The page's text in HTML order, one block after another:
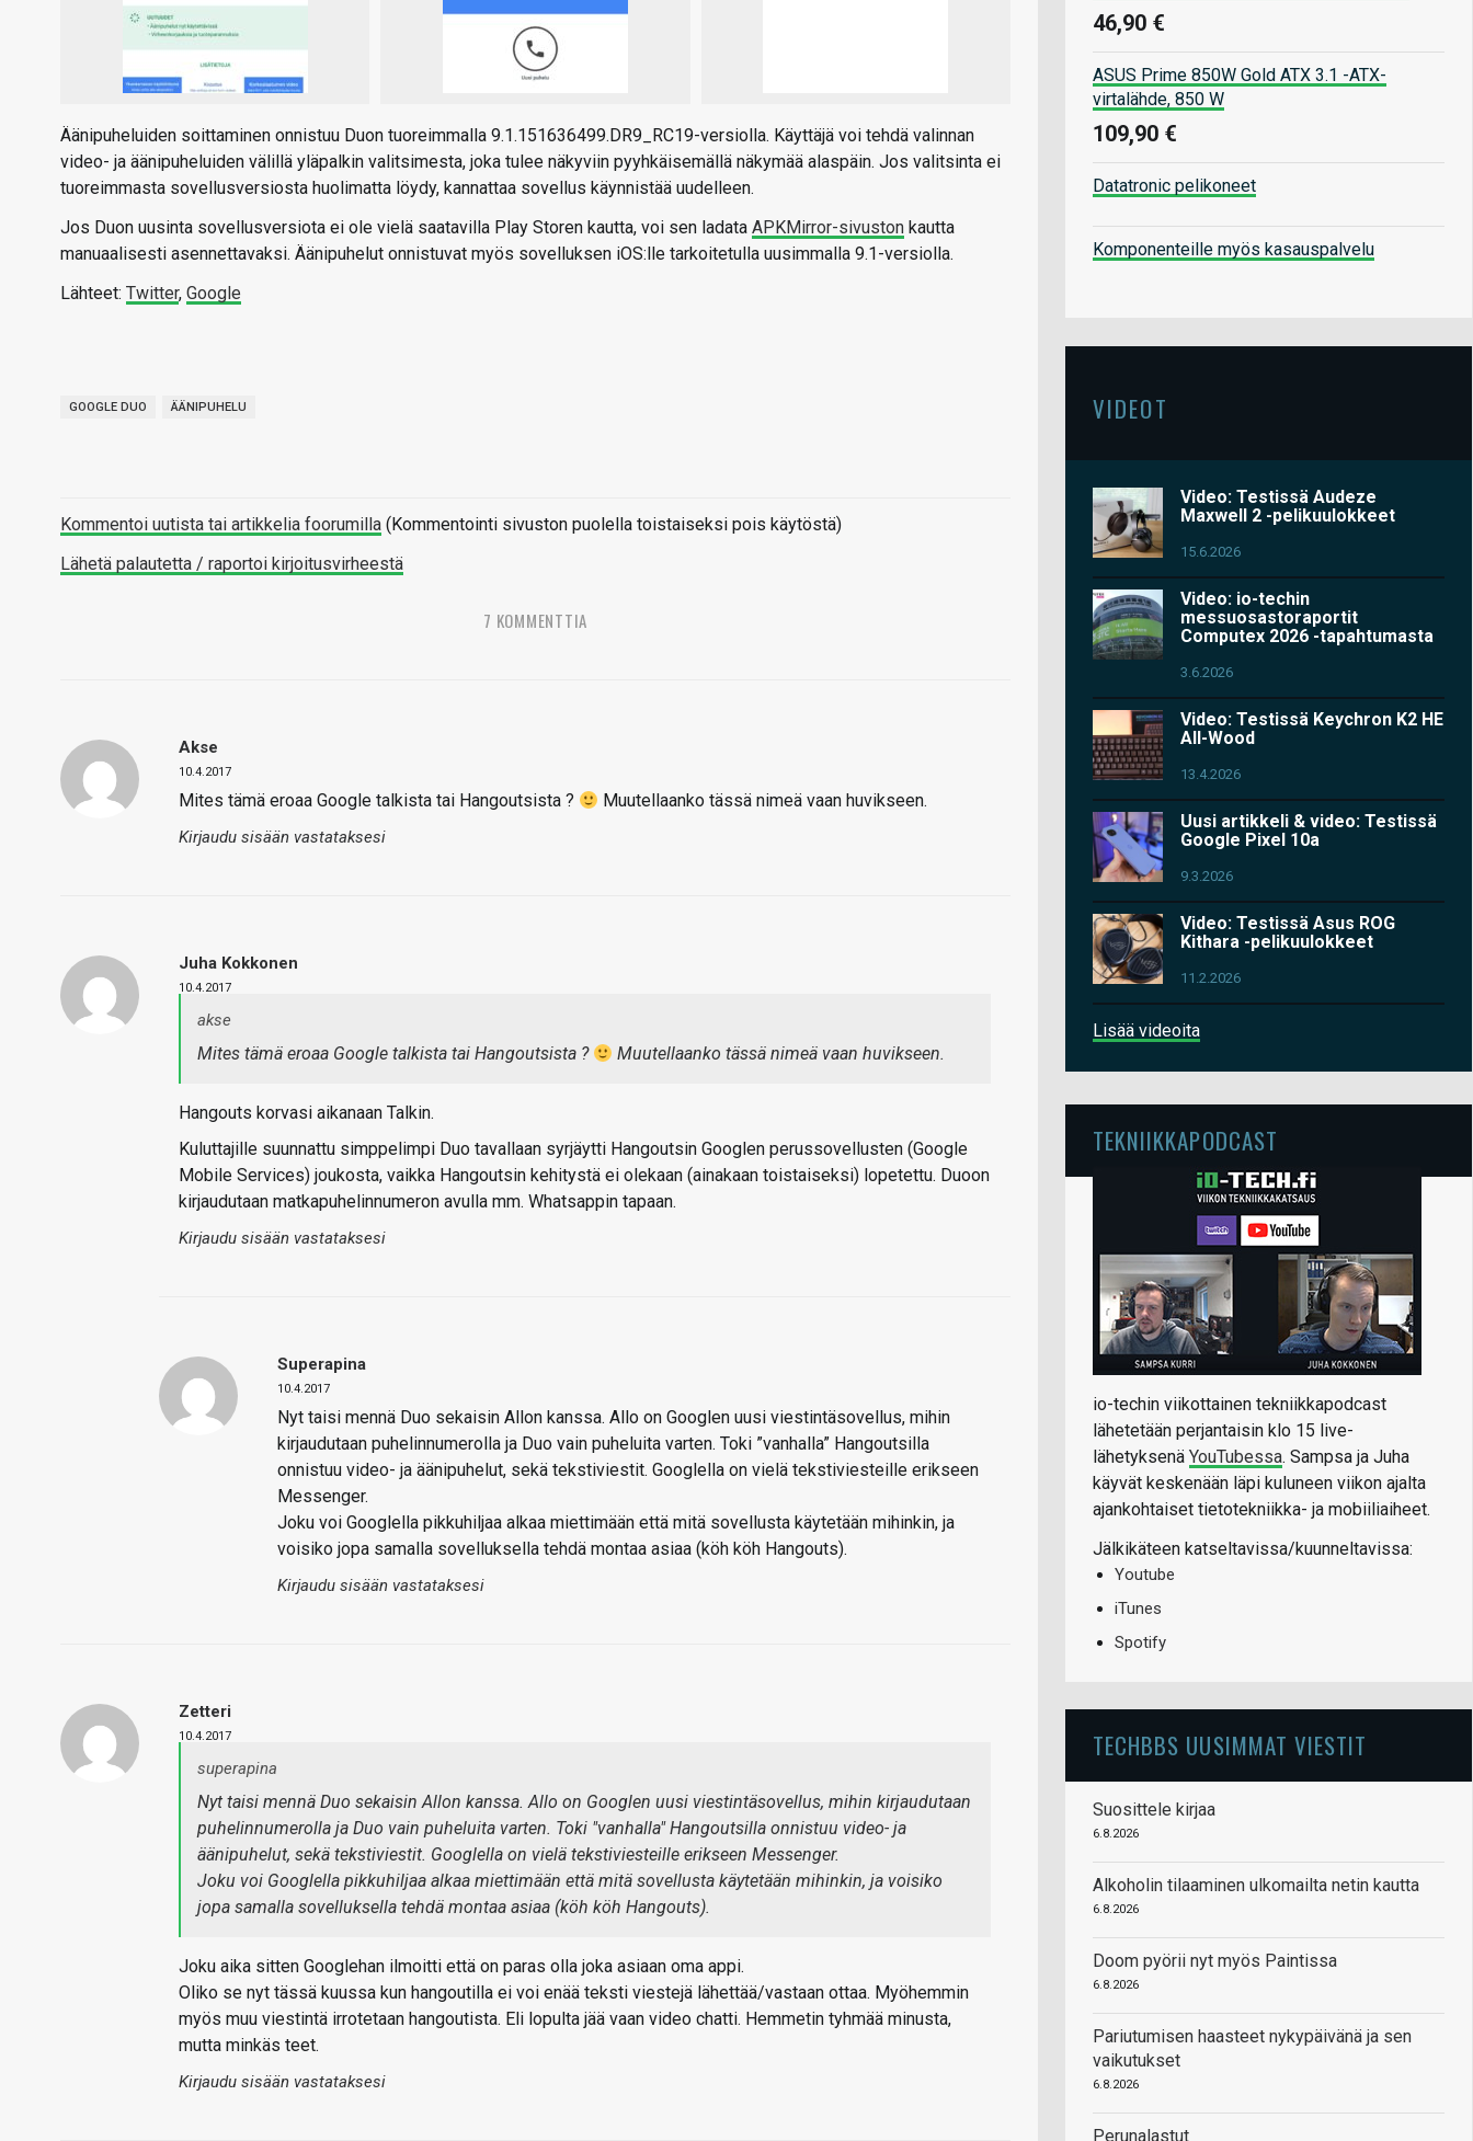
Äänipuheluiden soittaminen onnistuu Duon tuoreimmalla 9.1.151636499.DR9_RC19-versiolla. Käyttäjä voi tehdä valinnan
video- ja äänipuheluiden välillä yläpalkin valitsimesta, joka tulee näkyviin pyyhkäisemällä näkymää alaspäin. Jos valitsinta ei
tuoreimmasta sovellusversiosta huolimatta löydy, kannattaa sovellus käynnistää uudelleen.
Jos Duon uusinta sovellusversiota ei ole vielä saatavilla Play Storen kautta, voi sen ladata APKMirror-sivuston kautta
manuaalisesti asennettavaksi. Äänipuhelut onnistuvat myös sovelluksen iOS:lle tarkoitetulla uusimmalla 9.1-versiolla.
Lähteet: Twitter, Google
GOOGLE DUO ÄÄNIPUHELU
Kommentoi uutista tai artikkelia foorumilla (Kommentointi sivuston puolella toistaiseksi pois käytöstä)
Lähetä palautetta / raportoi kirjoitusvirheestä
7 KOMMENTTIA
Akse
10.4.2017
Mites tämä eroaa Google talkista tai Hangoutsista ? Muutellaanko tässä nimeä vaan huvikseen.
Kirjaudu sisään vastataksesi
Juha Kokkonen
10.4.2017
akse
Mites tämä eroaa Google talkista tai Hangoutsista ? Muutellaanko tässä nimeä vaan huvikseen.
Hangouts korvasi aikanaan Talkin.
Kuluttajille suunnattu simppelimpi Duo tavallaan syrjäytti Hangoutsin Googlen perussovellusten (Google
Mobile Services) joukosta, vaikka Hangoutsin kehitystä ei olekaan (ainakaan toistaiseksi) lopetettu. Duoon
kirjaudutaan matkapuhelinnumeron avulla mm. Whatsappin tapaan.
Kirjaudu sisään vastataksesi
Superapina
10.4.2017
Nyt taisi mennä Duo sekaisin Allon kanssa. Allo on Googlen uusi viestintäsovellus, mihin
kirjaudutaan puhelinnumerolla ja Duo vain puheluita varten. Toki ”vanhalla” Hangoutsilla
onnistuu video- ja äänipuhelut, sekä tekstiviestit. Googlella on vielä tekstiviesteille erikseen
Messenger.
Joku voi Googlella pikkuhiljaa alkaa miettimään että mitä sovellusta käytetään mihinkin, ja
voisiko jopa samalla sovelluksella tehdä montaa asiaa (köh köh Hangouts).
Kirjaudu sisään vastataksesi
Zetteri
10.4.2017
superapina
Nyt taisi mennä Duo sekaisin Allon kanssa. Allo on Googlen uusi viestintäsovellus, mihin kirjaudutaan
puhelinnumerolla ja Duo vain puheluita varten. Toki "vanhalla" Hangoutsilla onnistuu video- ja
äänipuhelut, sekä tekstiviestit. Googlella on vielä tekstiviesteille erikseen Messenger.
Joku voi Googlella pikkuhiljaa alkaa miettimään että mitä sovellusta käytetään mihinkin, ja voisiko
jopa samalla sovelluksella tehdä montaa asiaa (köh köh Hangouts).
Joku aika sitten Googlehan ilmoitti että on paras olla joka asiaan oma appi.
Oliko se nyt tässä kuussa kun hangoutilla ei voi enää teksti viestejä lähettää/vastaan ottaa. Myöhemmin
myös muu viestintä irrotetaan hangoutista. Eli lopulta jää vaan video chatti. Hemmetin tyhmää minusta,
mutta minkäs teet.
Kirjaudu sisään vastataksesi
46,90 €
ASUS Prime 850W Gold ATX 3.1 -ATX-
virtalähde, 850 W
109,90 €
Datatronic pelikoneet
Komponenteille myös kasauspalvelu
VIDEOT
Video: Testissä Audeze
Maxwell 2 -pelikuulokkeet
15.6.2026
Video: io-techin
messuosastoraportit
Computex 2026 -tapahtumasta
3.6.2026
Video: Testissä Keychron K2 HE
All-Wood
13.4.2026
Uusi artikkeli & video: Testissä
Google Pixel 10a
9.3.2026
Video: Testissä Asus ROG
Kithara -pelikuulokkeet
11.2.2026
Lisää videoita
TEKNIIKKAPODCAST
io-techin viikottainen tekniikkapodcast
lähetetään perjantaisin klo 15 live-
lähetyksenä YouTubessa. Sampsa ja Juha
käyvät keskenään läpi kuluneen viikon ajalta
ajankohtaiset tietotekniikka- ja mobiiliaiheet.
Jälkikäteen katseltavissa/kuunneltavissa:
Youtube
iTunes
Spotify
TECHBBS UUSIMMAT VIESTIT
Suosittele kirjaa
6.8.2026
Alkoholin tilaaminen ulkomailta netin kautta
6.8.2026
Doom pyörii nyt myös Paintissa
6.8.2026
Pariutumisen haasteet nykypäivänä ja sen
vaikutukset
6.8.2026
Perunalastut